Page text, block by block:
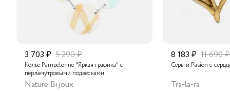
3 703 ₽ 5 290 ₽
Колье Pampelonne "Яркая графика" с
перламутровыми подвесками
Nature Bijoux
8 183 ₽ 11 690 ₽
Серьги Pasion с
Tra-la-ra